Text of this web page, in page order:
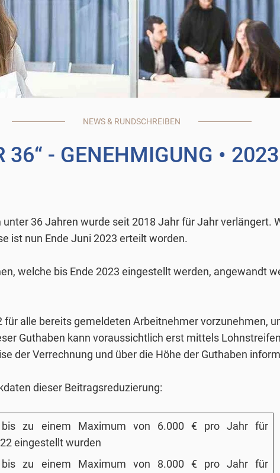
NEWS & RUNDSCHREIBEN
36“ - GENEHMIGUNG • 2023
36 Jahren wurde seit 2018 Jahr für Jahr verlängert.
ist nun Ende Juni 2023 erteilt worden.
welche bis Ende 2023 eingestellt werden, angewandt
für alle bereits gemeldeten Arbeitnehmer vorzunehmen,
Guthaben kann voraussichtlich erst mittels
der Verrechnung und über die Höhe der Guthaben
dieser Beitragsreduzierung:
bis zu einem Maximum von 6.000 € pro Jahr für
eingestellt wurden
bis zu einem Maximum von 8.000 € pro Jahr für